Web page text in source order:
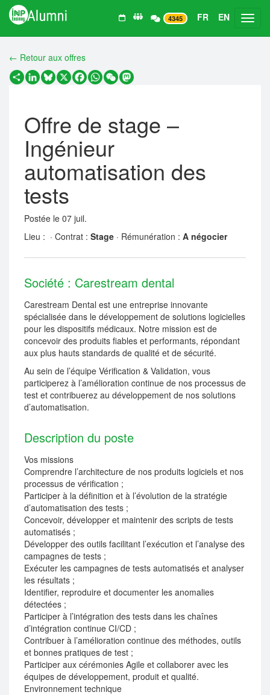
4345 FR EN
← Retour aux offres
PartagerLinkedIn
Bluesky
X Facebook
WhatsApp
WeChatMastodon
Offre de stage –
Ingénieur
automatisation des
tests
Postée le 07 juil.
Lieu : · Contrat : Stage · Rémunération : A négocier
Société : Carestream dental
Carestream Dental est une entreprise innovante
spécialisée dans le développement de solutions logicielles
pour les dispositifs médicaux. Notre mission est de
concevoir des produits fiables et performants, répondant
aux plus hauts standards de qualité et de sécurité.
Au sein de l’équipe Vérification & Validation, vous
participerez à l’amélioration continue de nos processus de
test et contribuerez au développement de nos solutions
d’automatisation.
Description du poste
Vos missions
Comprendre l’architecture de nos produits logiciels et nos
processus de vérification ;
Participer à la définition et à l’évolution de la stratégie
d’automatisation des tests ;
Concevoir, développer et maintenir des scripts de tests
automatisés ;
Développer des outils facilitant l’exécution et l’analyse des
campagnes de tests ;
Exécuter les campagnes de tests automatisés et analyser
les résultats ;
Identifier, reproduire et documenter les anomalies
détectées ;
Participer à l’intégration des tests dans les chaînes
d’intégration continue CI/CD ;
Contribuer à l’amélioration continue des méthodes, outils
et bonnes pratiques de test ;
Participer aux cérémonies Agile et collaborer avec les
équipes de développement, produit et qualité.
Environnement technique